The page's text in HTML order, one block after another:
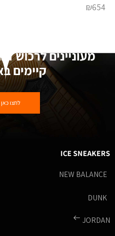
₪654
מעוניינים לרכוש
קיימים
לחצו כאן
ICE SNEAKERS
NEW BALANCE
DUNK
JORDAN